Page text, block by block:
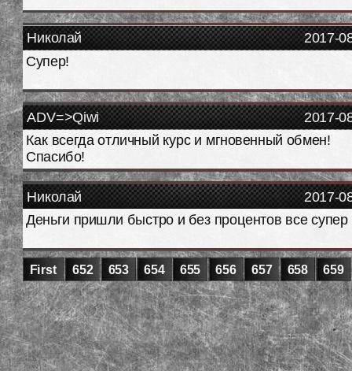
2017-
Николай
Супер!
2017-
ADV=>Qiwi
Как всегда отличный курс и мгновенный обмен!
Спасибо!
2017-
Николай
Деньги пришли быстро и без процентов все супер
First 652 653 654 655 656 657 658 659